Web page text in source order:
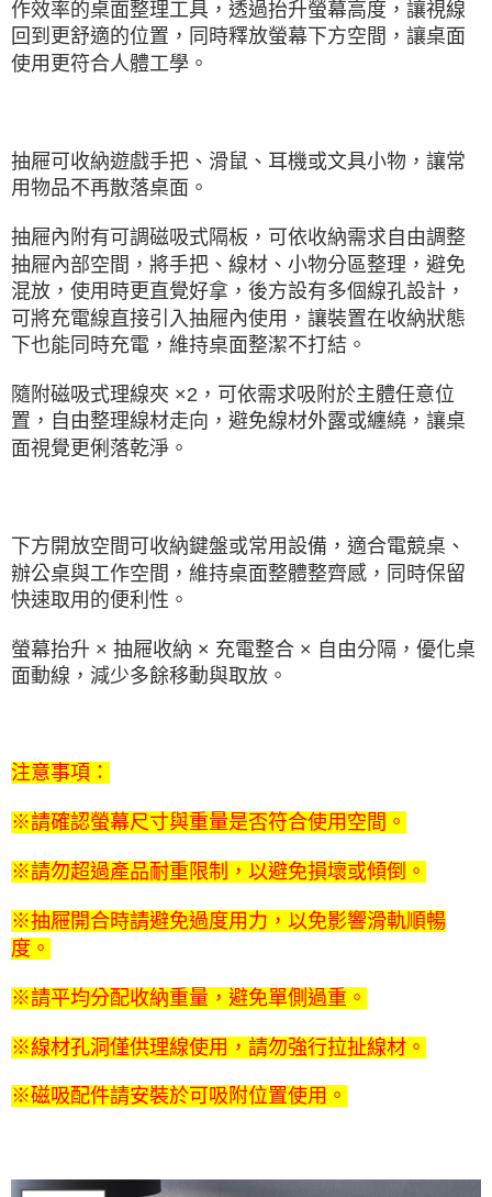
作效率的桌面整理工具，透過抬升螢幕高度，讓視線
回到更舒適的位置，同時釋放螢幕下方空間，讓桌面
使用更符合人體工學。
抽屜可收納遊戲手把、滑鼠、耳機或文具小物，讓常
用物品不再散落桌面。
抽屜內附有可調磁吸式隔板，可依收納需求自由調整
抽屜內部空間，將手把、線材、小物分區整理，避免
混放，使用時更直覺好拿，後方設有多個線孔設計，
可將充電線直接引入抽屜內使用，讓裝置在收納狀態
下也能同時充電，維持桌面整潔不打結。
隨附磁吸式理線夾 ×2，可依需求吸附於主體任意位
置，自由整理線材走向，避免線材外露或纏繞，讓桌
面視覺更俐落乾淨。
下方開放空間可收納鍵盤或常用設備，適合電競桌、
辦公桌與工作空間，維持桌面整體整齊感，同時保留
快速取用的便利性。
螢幕抬升 × 抽屜收納 × 充電整合 × 自由分隔，優化桌
面動線，減少多餘移動與取放。
注意事項：
※請確認螢幕尺寸與重量是否符合使用空間。
※請勿超過產品耐重限制，以避免損壞或傾倒。
※抽屜開合時請避免過度用力，以免影響滑軌順暢
度。
※請平均分配收納重量，避免單側過重。
※線材孔洞僅供理線使用，請勿強行拉扯線材。
※磁吸配件請安裝於可吸附位置使用。